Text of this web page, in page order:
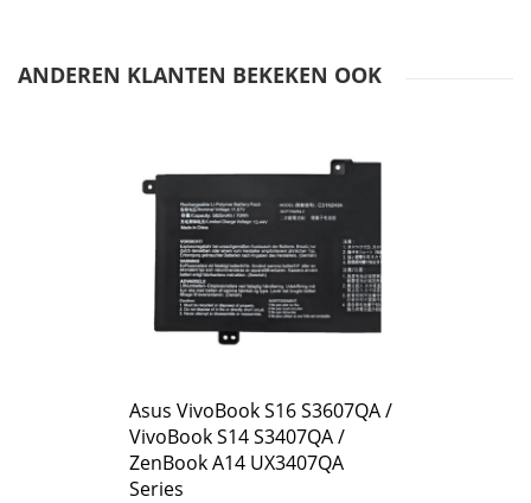
ANDEREN KLANTEN BEKEKEN OOK
Asus VivoBook S16 S3607QA /
VivoBook S14 S3407QA /
ZenBook A14 UX3407QA
Series